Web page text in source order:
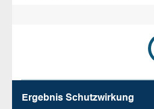
Ergebnis Schutz­wirkung